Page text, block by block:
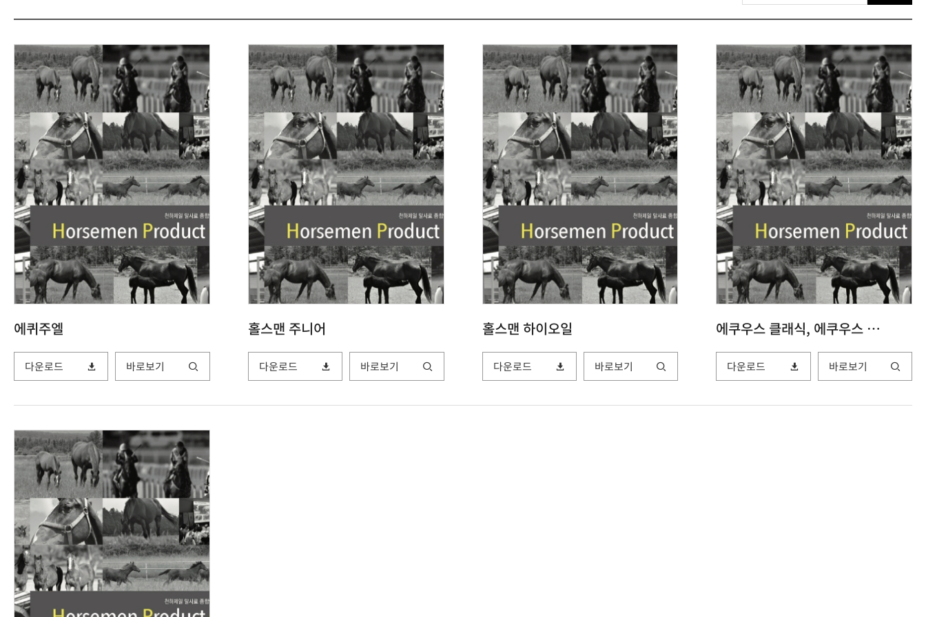
에퀴주엘
다운로드 바로보기
홀스맨 주니어
다운로드 바로보기
홀스맨 하이오일
다운로드 바로보기
에쿠우스 클래식, 에쿠우스 라이트, 그린호스 스타, 그린호스
다운로드 바로보기